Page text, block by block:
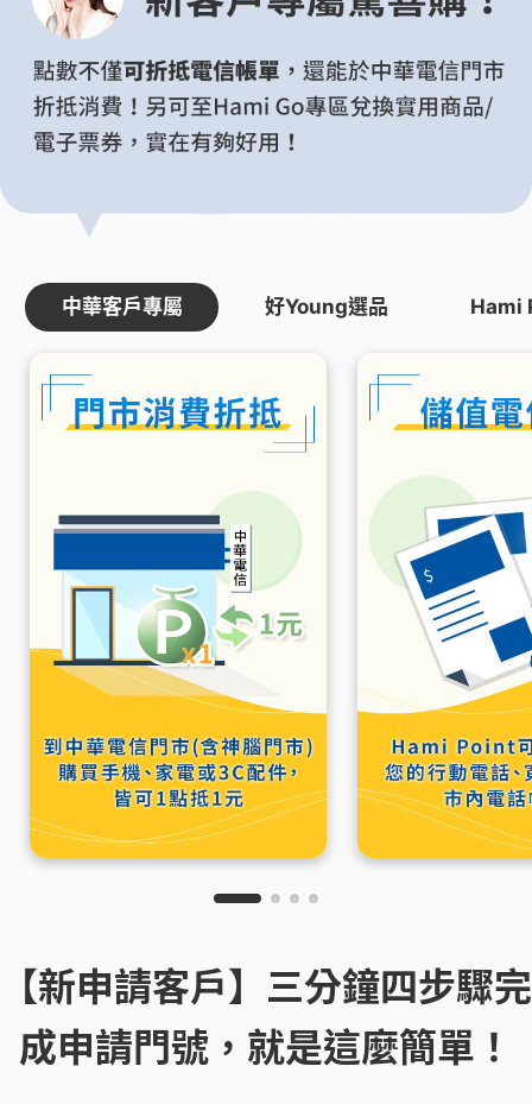
中華客戶專屬 好Young選品 Hami
【新申請客戶】三分鐘四步驟完
成申請門號，就是這麼簡單！